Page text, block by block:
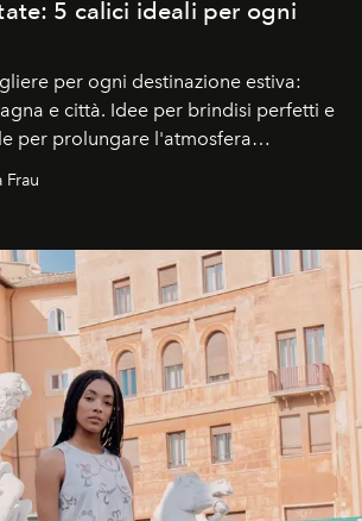
5 calici ideali per ogni
per ogni destinazione estiva:
e città. Idee per brindisi perfetti e
per prolungare l'atmosfera